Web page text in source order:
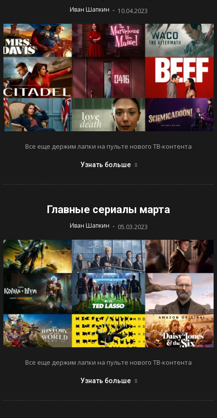
Иван Шапкин - 10.04.2023
Все еще держим лапки на пульте нового ТВ-контента
Узнать больше
Главные сериалы марта
Иван Шапкин - 05.03.2023
Все еще держим лапки на пульте нового ТВ-контента
Узнать больше